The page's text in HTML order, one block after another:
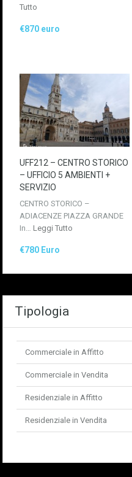
Tutto
€870 euro
UFF212 – CENTRO STORICO
– UFFICIO 5 AMBIENTI +
SERVIZIO
CENTRO STORICO –
ADIACENZE PIAZZA GRANDE
In… Leggi Tutto
€780 Euro
Tipologia
Commerciale in Affitto
Commerciale in Vendita
Residenziale in Affitto
Residenziale in Vendita